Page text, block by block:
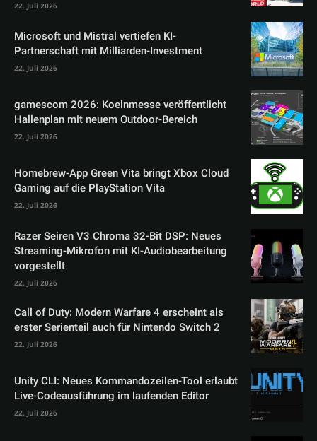
22. Juli 2026
Microsoft und Mistral vertiefen KI-
Partnerschaft mit Milliarden-Investment
22. Juli 2026
gamescom 2026: Koelnmesse veröffentlicht
Hallenplan mit neuem Outdoor-Bereich
22. Juli 2026
Homebrew-App Green Vita bringt Xbox Cloud
Gaming auf die PlayStation Vita
22. Juli 2026
Razer Seiren V3 Chroma 32-Bit DSP: Neues
Streaming-Mikrofon mit KI-Audiobearbeitung
vorgestellt
22. Juli 2026
Call of Duty: Modern Warfare 4 erscheint als
erster Serienteil auch für Nintendo Switch 2
22. Juli 2026
Unity CLI: Neues Kommandozeilen-Tool erlaubt
Live-Codeausführung im laufenden Editor
22. Juli 2026